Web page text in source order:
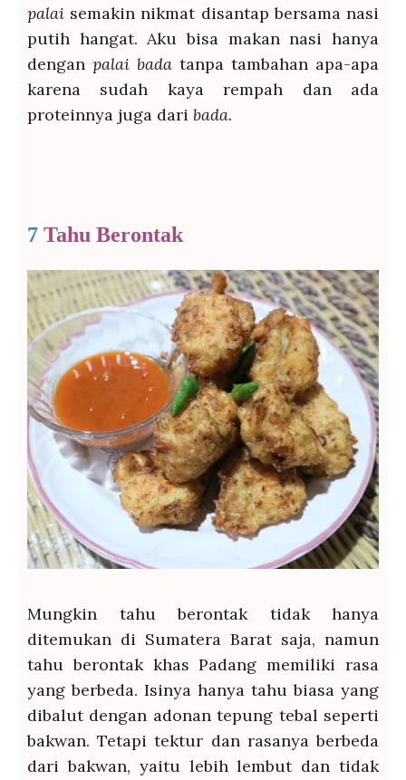
palai semakin nikmat disantap bersama nasi
putih hangat. Aku bisa makan nasi hanya
dengan palai bada tanpa tambahan apa-apa
karena sudah kaya rempah dan ada
proteinnya juga dari bada.
7 Tahu Berontak
Mungkin tahu berontak tidak hanya
ditemukan di Sumatera Barat saja, namun
tahu berontak khas Padang memiliki rasa
yang berbeda. Isinya hanya tahu biasa yang
dibalut dengan adonan tepung tebal seperti
bakwan. Tetapi tektur dan rasanya berbeda
dari bakwan, yaitu lebih lembut dan tidak